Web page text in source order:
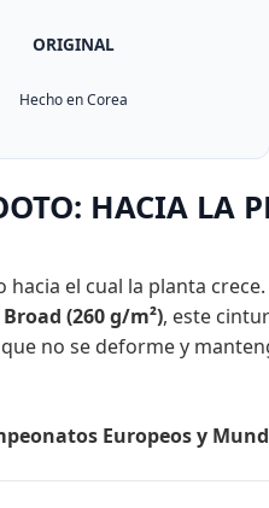
ORIGINAL
Hecho en Corea
HACIA LA
hacia el cual la planta
(260 g/m²), este
no se deforme y
Europeos y